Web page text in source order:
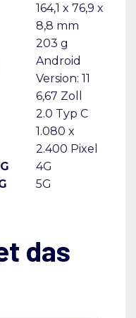
164,1 x 76,9 x
8,8 mm
203 g
Android
Version: 11
6,67 Zoll
2.0 Typ C
1.080 x
2.400 Pixel
4G
5G
das